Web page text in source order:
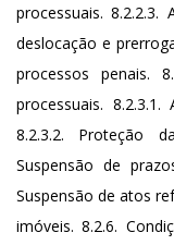
processuais. 8.2.2.3.
deslocação e
processos penais.
processuais.
8.2.3.2. Proteção
Suspensão de
Suspensão de atos
imóveis. 8.2.6.